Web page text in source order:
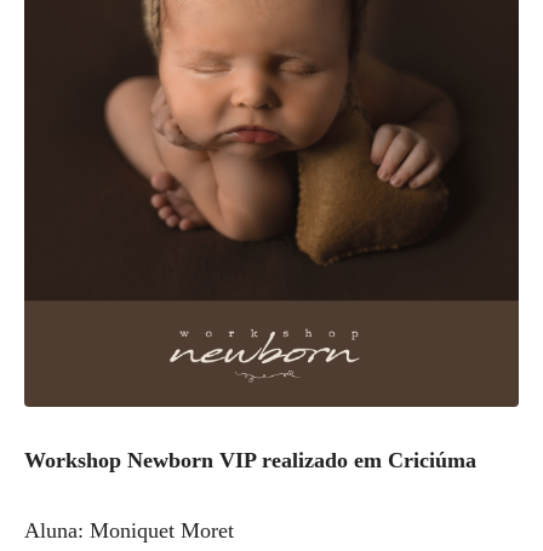
Workshop Newborn VIP realizado em Criciúma
Aluna: Moniquet Moret